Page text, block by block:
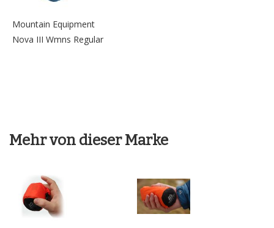
Mountain Equipment
Nova III Wmns Regular
Mehr von dieser Marke